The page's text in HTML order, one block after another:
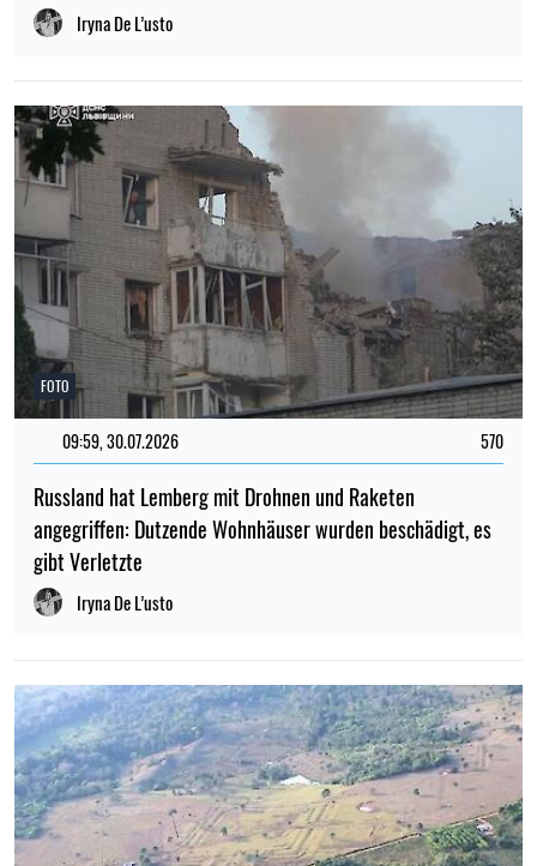
Iryna De L’usto
FOTO
09:59, 30.07.2026 570
Russland hat Lemberg mit Drohnen und Raketen
angegriffen: Dutzende Wohnhäuser wurden beschädigt, es
gibt Verletzte
Iryna De L’usto